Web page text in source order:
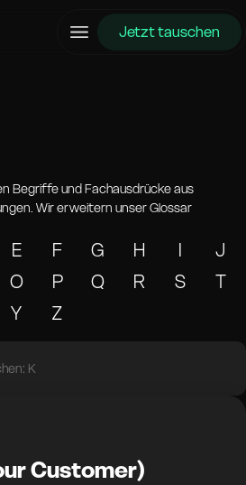
Jetzt tauschen
Begriffe und Fachausdrücke aus
Wir erweitern unser Glossar
E F G H I
J
O P Q R S
T
Y Z
Customer)